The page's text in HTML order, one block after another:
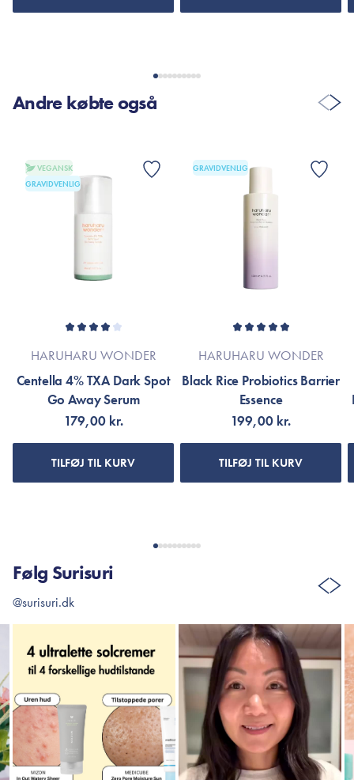
Andre købte også
VEGANSK
GRAVIDVENLIG
HARUHARU WONDER
Centella 4% TXA Dark Spot
Go Away Serum
179,00 kr.
TILFØJ TIL KURV
GRAVIDVENLIG
HARUHARU WONDER
Black Rice Probiotics Barrier
Essence
199,00 kr.
TILFØJ TIL KURV
Følg Surisuri
@surisuri.dk